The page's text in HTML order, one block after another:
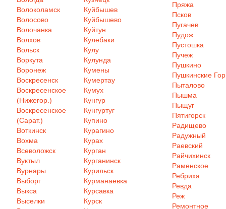
Волоколамск
Волосово
Волочанка
Волхов
Вольск
Воркута
Воронеж
Воскресенск
Воскресенское
(Нижегор.)
Воскресенское
(Сарат.)
Воткинск
Вохма
Всеволожск
Вуктыл
Вурнары
Выборг
Выкса
Выселки
Куйбышев
Куйбышево
Куйтун
Кулебаки
Кулу
Кулунда
Кумены
Кумертау
Кумух
Кунгур
Кунгуртуг
Купино
Курагино
Курах
Курган
Курганинск
Курильск
Курманаевка
Курсавка
Курск
Пряжа
Псков
Пугачев
Пудож
Пустошка
Пучеж
Пушкино
Пушкинские
Пыталово
Пышма
Пыщуг
Пятигорск
Радищево
Радужный
Раевский
Райчихинск
Раменское
Ребриха
Ревда
Реж
Ремонтное